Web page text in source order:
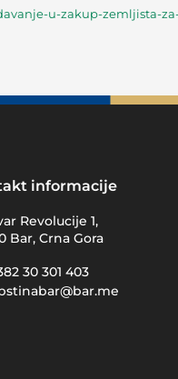
u-zakup-zemljista-
informacije
Revolucije 1,
Bar, Crna Gora
30 301 403